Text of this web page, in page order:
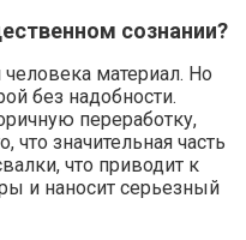
сознании?
материал. Но
без надобности.
переработку,
что значительная часть
что приводит к
и наносит серьезный